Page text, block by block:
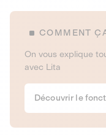
COMMENT
On vous explique
avec Lita
Découvrir le